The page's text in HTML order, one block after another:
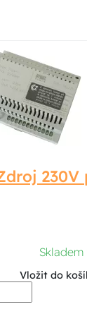
230V
Skladem
Vložit do